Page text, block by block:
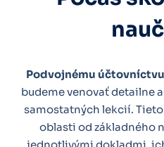
Podvojnému účtovníctvu
budeme venovať detailne
samostatných lekcií.
oblasti od základného
jednotlivými dokladmi,